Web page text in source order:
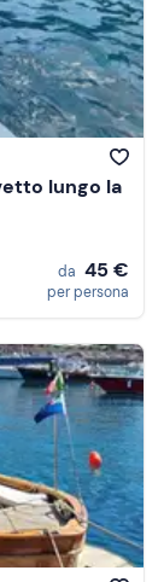
lungo la
da 45 €
per persona